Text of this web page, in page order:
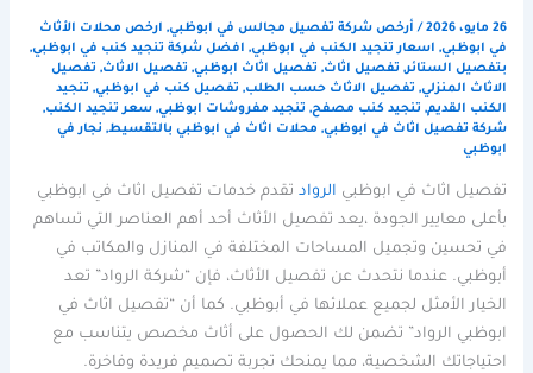
26 مايو، 2026 / أرخص شركة تفصيل مجالس في ابوظبي, ارخص محلات الأثاث
في ابوظبي, اسعار تنجيد الكنب في ابوظبي, افضل شركة تنجيد كنب في ابوظبي,
بتفصيل الستائر, تفصيل اثاث, تفصيل اثاث ابوظبي, تفصيل الاثاث, تفصيل
الاثاث المنزلي, تفصيل الاثاث حسب الطلب, تفصيل كنب في ابوظبي, تنجيد
الكنب القديم, تنجيد كنب مصفح, تنجيد مفروشات ابوظبي,سعر تنجيد الكنب,
شركة تفصيل اثاث في ابوظبي, محلات اثاث في ابوظبي بالتقسيط, نجار في
ابوظبي
تفصيل اثاث في ابوظبي الرواد تقدم خدمات تفصيل اثاث في ابوظبي
بأعلى معايير الجودة ،يعد تفصيل الأثاث أحد أهم العناصر التي تساهم
في تحسين وتجميل المساحات المختلفة في المنازل والمكاتب في
أبوظبي. عندما نتحدث عن تفصيل الأثاث، فإن “شركة الرواد” تعد
الخيار الأمثل لجميع عملائها في أبوظبي. كما أن “تفصيل اثاث في
ابوظبي الرواد” تضمن لك الحصول على أثاث مخصص يتناسب مع
احتياجاتك الشخصية، مما يمنحك تجربة تصميم فريدة وفاخرة.